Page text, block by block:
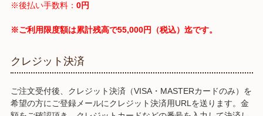
※後払い手数料： 0円
※ご利用限度額は累計残高で55,000円（税込）迄です。
クレジット決済
ご注文受付後、クレジット決済（VISA・MASTERカードのみ）を
希望の方にご登録メールにクレジット決済用URLを送ります。金